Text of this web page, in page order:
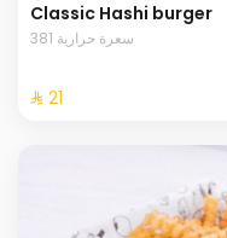
Classic Hashi burger
381 سعرة حرارية
⁨⁦‪‬ 21⁩